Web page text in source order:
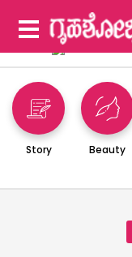
Story Beauty